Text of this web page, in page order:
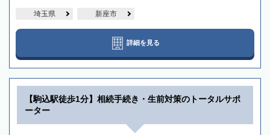
埼玉県 新座市
詳細を見る
【駒込駅徒歩1分】相続手続き・生前対策のトータルサポ
ーター